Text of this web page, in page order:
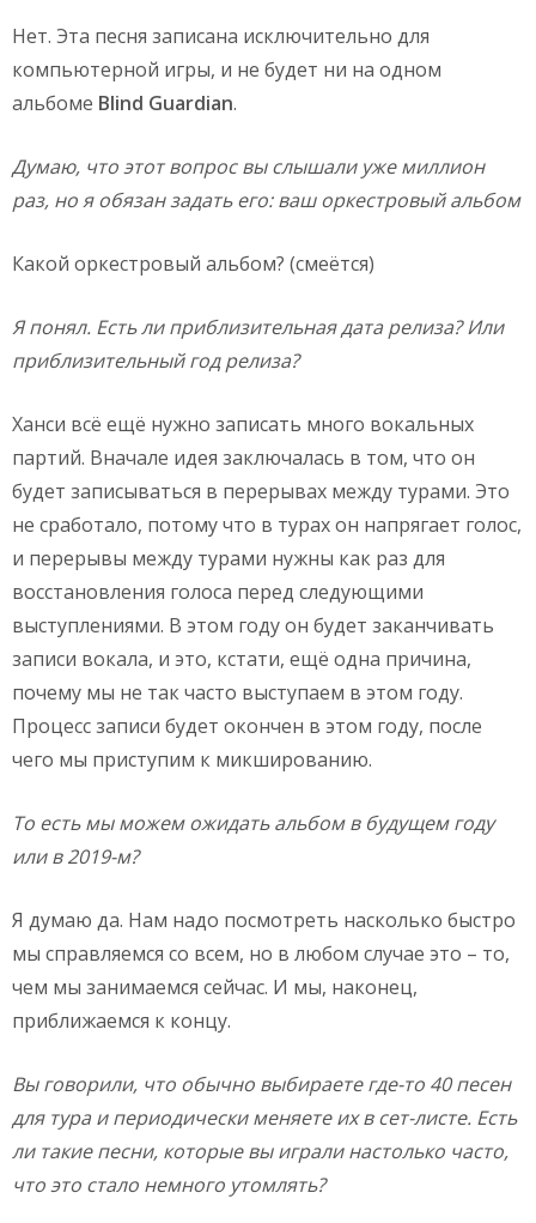
Нет. Эта песня записана исключительно для
компьютерной игры, и не будет ни на одном
альбоме Blind Guardian.
Думаю, что этот вопрос вы слышали уже миллион
раз, но я обязан задать его: ваш оркестровый альбом
Какой оркестровый альбом? (смеётся)
Я понял. Есть ли приблизительная дата релиза? Или
приблизительный год релиза?
Ханси всё ещё нужно записать много вокальных
партий. Вначале идея заключалась в том, что он
будет записываться в перерывах между турами. Это
не сработало, потому что в турах он напрягает голос,
и перерывы между турами нужны как раз для
восстановления голоса перед следующими
выступлениями. В этом году он будет заканчивать
записи вокала, и это, кстати, ещё одна причина,
почему мы не так часто выступаем в этом году.
Процесс записи будет окончен в этом году, после
чего мы приступим к микшированию.
То есть мы можем ожидать альбом в будущем году
или в 2019-м?
Я думаю да. Нам надо посмотреть насколько быстро
мы справляемся со всем, но в любом случае это – то,
чем мы занимаемся сейчас. И мы, наконец,
приближаемся к концу.
Вы говорили, что обычно выбираете где-то 40 песен
для тура и периодически меняете их в сет-листе. Есть
ли такие песни, которые вы играли настолько часто,
что это стало немного утомлять?